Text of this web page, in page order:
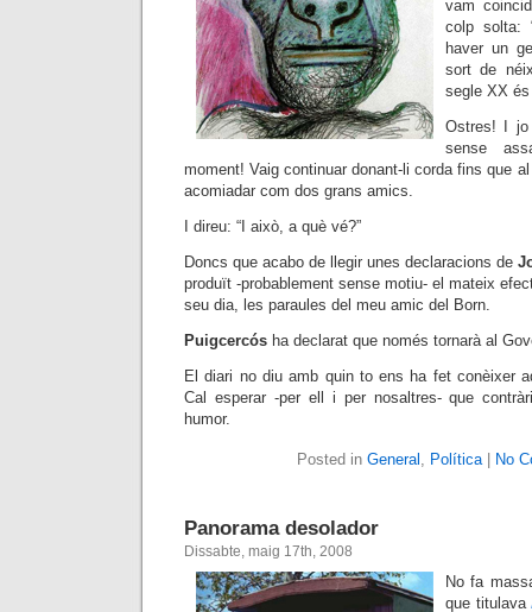
vam
colp solta:
haver un
sort de
segle XX
Ostres! I jo
sense
moment! Vaig continuar donant-li corda fins que
acomiadar com dos grans amics.
I direu: “I això, a què vé?”
Doncs que acabo de llegir unes declaracions de
produït-probablement sense motiu-el mateix
seu dia, les paraules del meu amic del Born.
Puigcercós ha declarat que només tornarà al
El diari no diu amb quin to ens ha fet conèixer
Cal esperar -per ell i per nosaltres- que
humor.
Posted in General , Política| No
Panorama desolador
Dissabte, maig 17th, 2008
No fa
que titulava